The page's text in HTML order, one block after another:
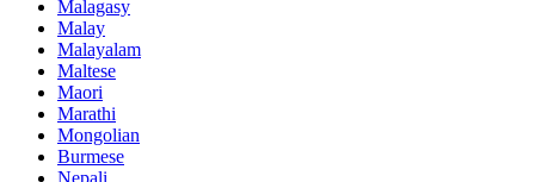
Malagasy
Malay
Malayalam
Maltese
Maori
Marathi
Mongolian
Burmese